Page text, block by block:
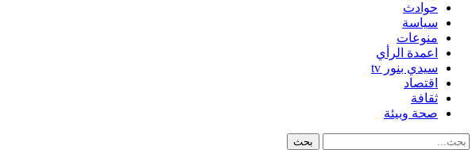
حوادث
سياسة
منوعات
اعمدة الرأي
سيدي بنور tv
اقتصاد
ثقافة
صحة وبيئة